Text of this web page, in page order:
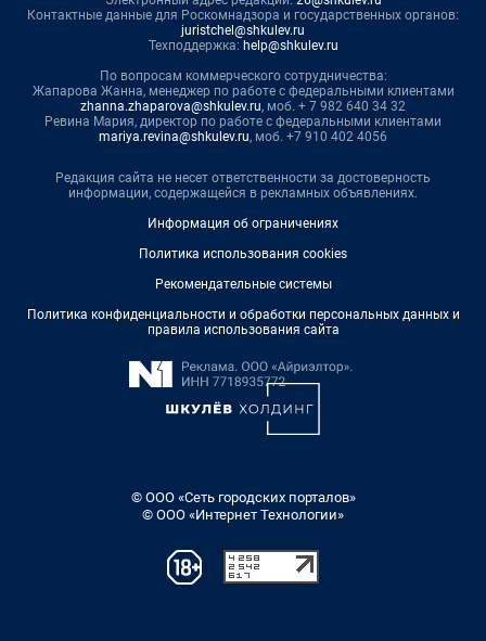
Контактные данные для Роскомнадзора и государственных органов:
juristchel@shkulev.ru
Техподдержка: help@shkulev.ru
По вопросам коммерческого сотрудничества:
Жапарова Жанна, менеджер по работе с федеральными клиентами
zhanna.zhaparova@shkulev.ru, моб. + 7 982 640 34 32
Ревина Мария, директор по работе с федеральными клиентами
mariya.revina@shkulev.ru, моб. +7 910 402 4056
Редакция сайта не несет ответственности за достоверность
информации, содержащейся в рекламных объявлениях.
Информация об ограничениях
Политика использования cookies
Рекомендательные системы
Политика конфиденциальности и обработки персональных данных и
правила использования сайта
© ООО «Сеть городских порталов»
© ООО «Интернет Технологии»